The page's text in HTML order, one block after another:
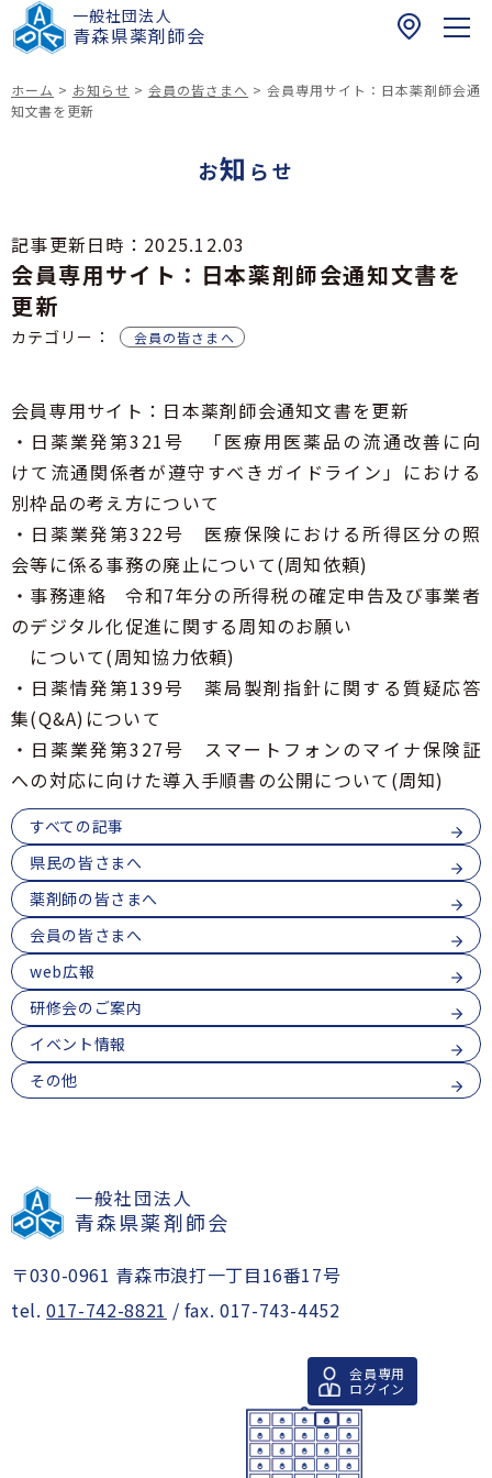
一般社団法人
青森県薬剤師会
青森県民の皆さまへ
健康介護まちかど相談薬局
青森県における緊急避妊薬販売薬局等リスト
在宅訪問薬剤管理指導マップ
スポーツファーマシスト
青森県民の皆様へ
脳卒中の症状と対策
GOGO健活！マモルさんリターンズ
薬剤師の皆さまへ
研修会のご案内
健康サポート薬局
倫理審査申請受付について
日本薬剤師会薬剤師行動規範・薬剤師行動規範解
説
青森県薬剤師連盟
薬局薬剤師の地域サロンにおける利用者の服薬相
談・支援事業
医療従事者向け医療麻薬在庫検索
青森県吸入療法研究会
青森県薬剤師会
017-742-8821
お問い合わせ
会員専用ログイン
3
青
丁
目
1
番
7
ホーム > お知らせ > 会員の皆さまへ > 会員専用サイト：日本薬剤師会通
知文書を更新
お知 らせ
記事更新日時： 2025.12.03
会員専用サイト：日本薬剤師会通知文書を
更新
カテゴリー： 会員の皆さまへ
会員専用サイト：日本薬剤師会通知文書を更新
・日薬業発第321号 「医療用医薬品の流通改善に向
けて流通関係者が遵守すべきガイドライン」における
別枠品の考え方について
・日薬業発第322号 医療保険における所得区分の照
会等に係る事務の廃止について(周知依頼)
・事務連絡 令和7年分の所得税の確定申告及び事業者
のデジタル化促進に関する周知のお願い
について(周知協力依頼)
・日薬情発第139号 薬局製剤指針に関する質疑応答
集(Q&A)について
・日薬業発第327号 スマートフォンのマイナ保険証
への対応に向けた導入手順書の公開について(周知)
すべての記事
県民の皆さまへ
薬剤師の皆さまへ
会員の皆さまへ
web広報
研修会のご案内
イベント情報
その他
一般社団法人
青森県薬剤師会
〒030-0961 青森市浪打一丁目16番17号
tel.017-742-8821 / fax. 017-743-4452
会員専用
ログイン